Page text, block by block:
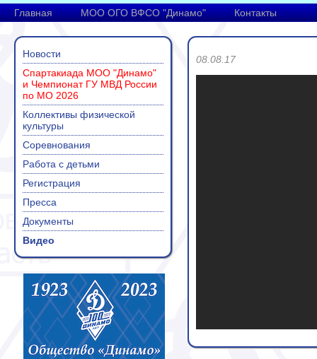
Главная МОО ОГО ВФСО "Динамо" Контакты
Новости
Спартакиада МОО "Динамо"
и Чемпионат ГУ МВД России
по МО 2026
Коллективы физической
культуры
Соревнования
Работа с детьми
Регистрация
Пресса
Документы
Видео
08.08.17